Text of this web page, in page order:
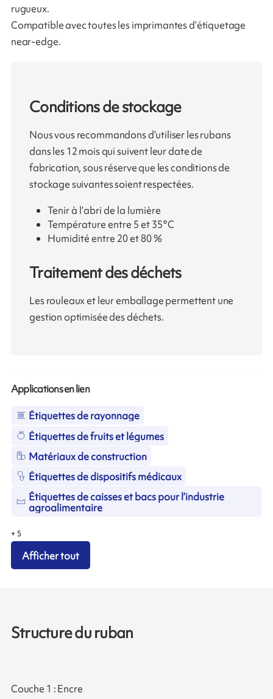
rugueux.
Compatible avec toutes les imprimantes d’étiquetage
near-edge.
Conditions de stockage
Nous vous recommandons d’utiliser les rubans
dans les 12 mois qui suivent leur date de
fabrication, sous réserve que les conditions de
stockage suivantes soient respectées.
Tenir à l’abri de la lumière
Température entre 5 et 35°C
Humidité entre 20 et 80 %
Traitement des déchets
Les rouleaux et leur emballage permettent une
gestion optimisée des déchets.
Applications en lien
Étiquettes de rayonnage
Étiquettes de fruits et légumes
Matériaux de construction
Étiquettes de dispositifs médicaux
Étiquettes de caisses et bacs pour l’industrie
agroalimentaire
+ 5
Afficher tout
Structure du ruban
Couche 1 : Encre